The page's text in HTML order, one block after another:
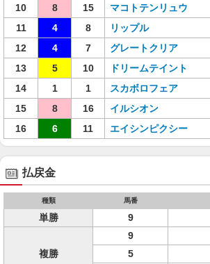
10
8 15 マコトテンリュウ
11
4 8 リップル
12
4 7 グレートクリア
13
5 10 ドリームテイント
14
1 1 スカボロフェア
15
8 16 イルシオン
16
6 11 エイシンピクシー
払戻金
種類 馬番
単勝 9
複勝
9
5